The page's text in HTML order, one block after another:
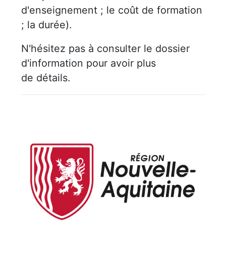
d'enseignement ; le coût de formation
; la durée).
N'hésitez pas à consulter le dossier
d'information pour avoir plus
de détails.